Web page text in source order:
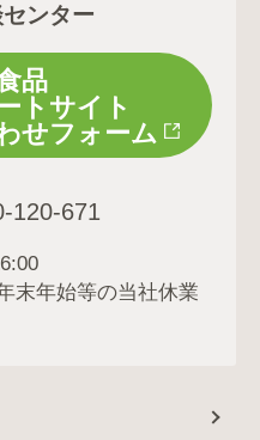
ンター
品
トサイト
せフォーム
120-671
末年始等の当社休業